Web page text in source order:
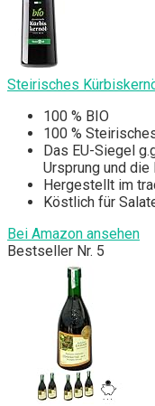
Steirisches
100 % BIO
100 %
Das EU-Siegel
Ursprung und
Hergestellt im
Köstlich für
Bei Amazon ansehen
Bestseller Nr. 5